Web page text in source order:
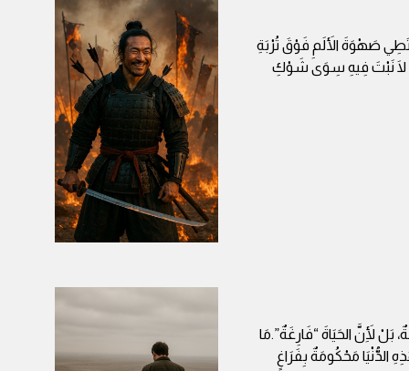
صَهْوَةَ الأَلَمِ فَوْقَ تُرْبَةِ
نَبْتَ فِيهِ سِوَى شَوْكِ
بَلْ لِأَنَّ الحَيَاةَ “فَارِغَةٌ”.مَا
الدُّنْيَا مَحْكُومَةٌ بِفَرَاغٍ